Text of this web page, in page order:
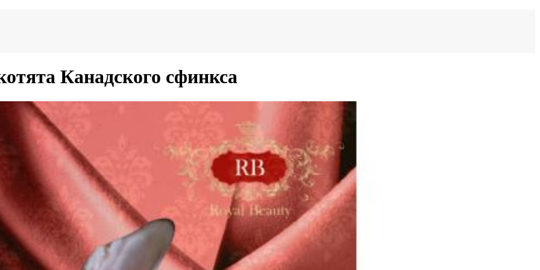
Канадского сфинкса